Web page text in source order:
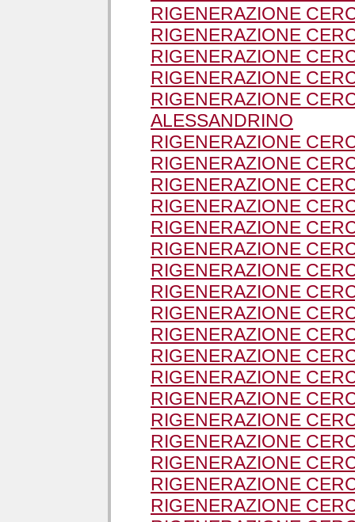
RIGENERAZIONE
RIGENERAZIONE
RIGENERAZIONE
RIGENERAZIONE
RIGENERAZIONE
ALESSANDRINO
RIGENERAZIONE
RIGENERAZIONE
RIGENERAZIONE
RIGENERAZIONE
RIGENERAZIONE
RIGENERAZIONE
RIGENERAZIONE
RIGENERAZIONE
RIGENERAZIONE
RIGENERAZIONE
RIGENERAZIONE
RIGENERAZIONE
RIGENERAZIONE
RIGENERAZIONE
RIGENERAZIONE
RIGENERAZIONE
RIGENERAZIONE
RIGENERAZIONE